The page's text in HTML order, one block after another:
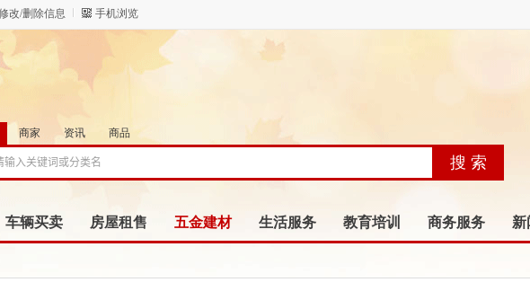
改/删除信息 手机浏览
商家 资讯 商品
车辆买卖 房屋租售 五金建材 生活服务 教育培训 商务服务 新